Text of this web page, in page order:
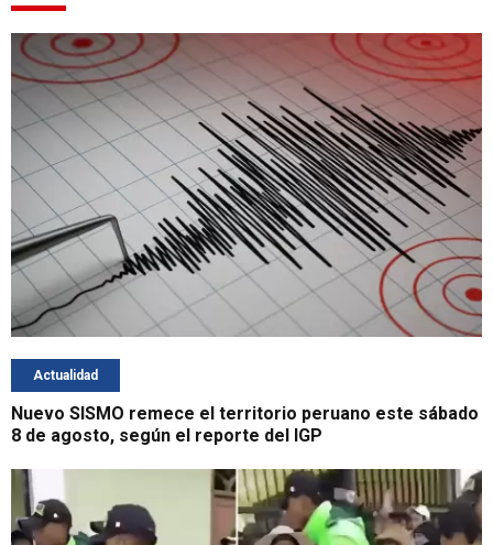
Actualidad
Nuevo SISMO remece el territorio peruano este sábado
8 de agosto, según el reporte del IGP